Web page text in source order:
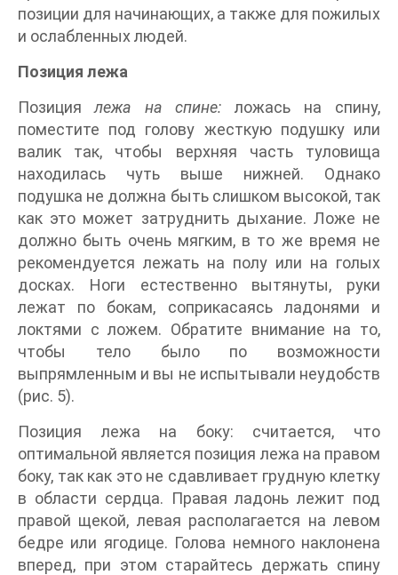
позиции для начинающих, а также для пожилых
и ослабленных людей.
Позиция лежа
Позиция лежа на спине: ложась на спину,
поместите под голову жесткую подушку или
валик так, чтобы верхняя часть туловища
находилась чуть выше нижней. Однако
подушка не должна быть слишком высокой, так
как это может затруднить дыхание. Ложе не
должно быть очень мягким, в то же время не
рекомендуется лежать на полу или на голых
досках. Ноги естественно вытянуты, руки
лежат по бокам, соприкасаясь ладонями и
локтями с ложем. Обратите внимание на то,
чтобы тело было по возможности
выпрямленным и вы не испытывали неудобств
(рис. 5).
Позиция лежа на боку: считается, что
оптимальной является позиция лежа на правом
боку, так как это не сдавливает грудную клетку
в области сердца. Правая ладонь лежит под
правой щекой, левая располагается на левом
бедре или ягодице. Голова немного наклонена
вперед, при этом старайтесь держать спину